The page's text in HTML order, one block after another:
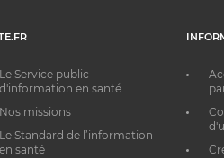
Le Service public
d'information en santé
Nos missions
Le Standard de l’information
en santé